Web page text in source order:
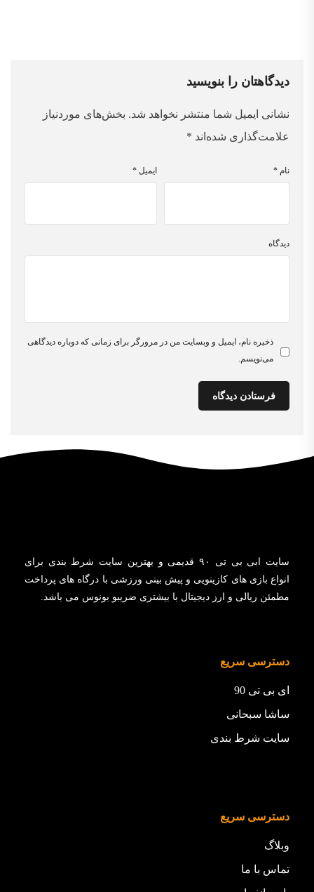
دیدگاهتان را بنویسید
نشانی ایمیل شما منتشر نخواهد شد. بخش‌های موردنیاز
علامت‌گذاری شده‌اند *
نام * ایمیل *
دیدگاه
ذخیره نام، ایمیل و وبسایت من در مرورگر برای زمانی که دوباره دیدگاهی
می‌نویسم.
سایت ابی بی تی ۹۰ قدیمی و بهترین سایت شرط بندی برای
انواع بازی های کازینویی و پیش بینی ورزشی با درگاه های پرداخت
مطمئن ریالی و ارز دیجیتال با بیشتری ضریبو بونوس می باشد.
دسترسی سریع
ای بی تی 90
ساشا سبحانی
سایت شرط بندی
دسترسی سریع
وبلاگ
تماس با ما